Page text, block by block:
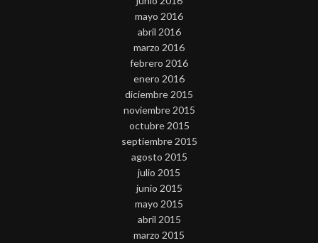
mayo 2016
abril 2016
marzo 2016
febrero 2016
enero 2016
diciembre 2015
noviembre 2015
octubre 2015
septiembre 2015
agosto 2015
julio 2015
junio 2015
mayo 2015
abril 2015
marzo 2015